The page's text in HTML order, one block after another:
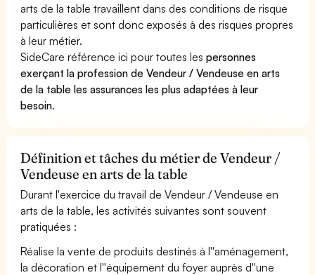
arts de la table travaillent dans des conditions de risque
particulières et sont donc exposés à des risques propres
à leur métier.
SideCare référence ici pour toutes lespersonnes
exerçant la profession de Vendeur / Vendeuse en arts
de la table les assurances les plus adaptées à leur
besoin.
Définition et tâches du métier de Vendeur /
Vendeuse en arts de la table
Durant l'exercice du travail de Vendeur / Vendeuse en
arts de la table, les activités suivantes sont souvent
pratiquées :
Réalise la vente de produits destinés à l''aménagement,
la décoration et l''équipement du foyer auprès d''une